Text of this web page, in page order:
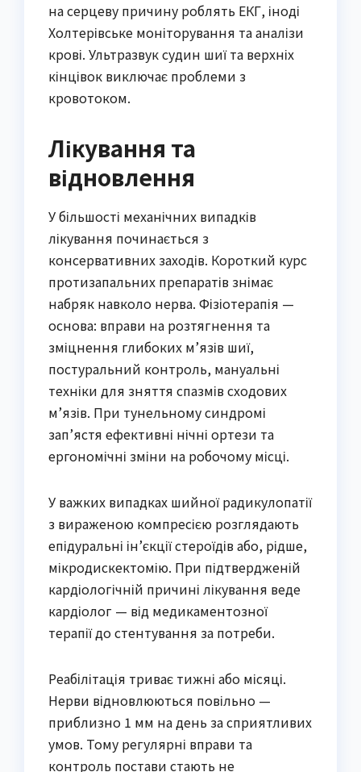
на серцеву причину роблять ЕКГ, іноді
Холтерівське моніторування та аналізи
крові. Ультразвук судин шиї та верхніх
кінцівок виключає проблеми з
кровотоком.
Лікування та
відновлення
У більшості механічних випадків
лікування починається з
консервативних заходів. Короткий курс
протизапальних препаратів знімає
набряк навколо нерва. Фізіотерапія —
основа: вправи на розтягнення та
зміцнення глибоких м’язів шиї,
постуральний контроль, мануальні
техніки для зняття спазмів сходових
м’язів. При тунельному синдромі
зап’ястя ефективні нічні ортези та
ергономічні зміни на робочому місці.
У важких випадках шийної радикулопатії
з вираженою компресією розглядають
епідуральні ін’єкції стероїдів або, рідше,
мікродискектомію. При підтвердженій
кардіологічній причині лікування веде
кардіолог — від медикаментозної
терапії до стентування за потреби.
Реабілітація триває тижні або місяці.
Нерви відновлюються повільно —
приблизно 1 мм на день за сприятливих
умов. Тому регулярні вправи та
контроль постави стають не